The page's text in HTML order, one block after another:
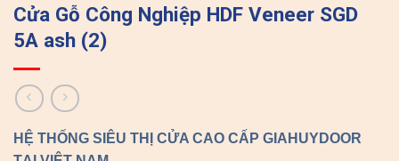
Cửa Gỗ Công Nghiệp HDF Veneer SGD
5A ash (2)
HỆ THỐNG SIÊU THỊ CỬA CAO CẤP GIAHUYDOOR